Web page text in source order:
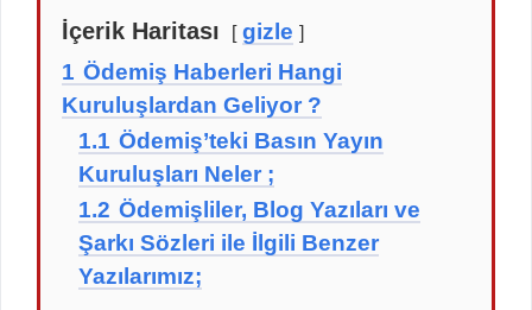
İçerik Haritası
gizle
1 Ödemiş Haberleri Hangi
Kuruluşlardan Geliyor ?
1.1 Ödemiş’teki Basın Yayın
Kuruluşları Neler ;
1.2 Ödemişliler, Blog Yazıları ve
Şarkı Sözleri ile İlgili Benzer
Yazılarımız;